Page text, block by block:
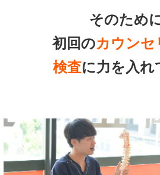
そのために
初回のカウンセ
検査に力を入れ